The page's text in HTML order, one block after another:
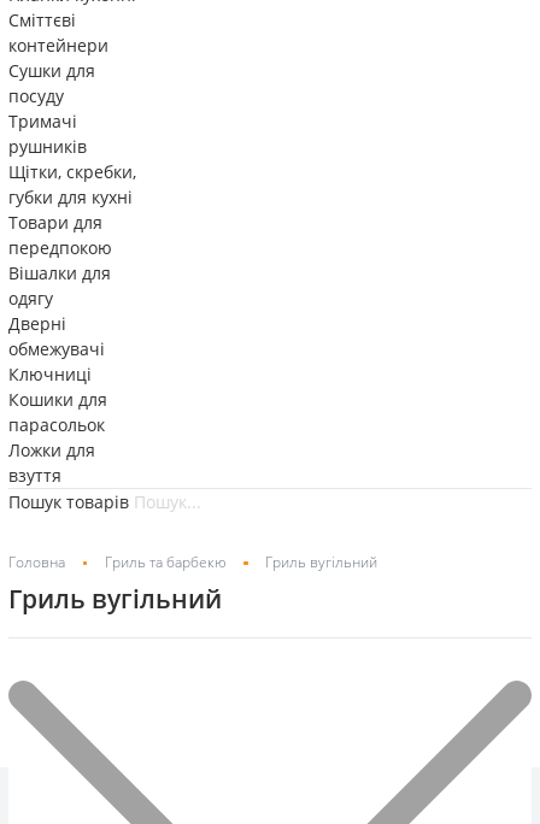
Сміттєві
контейнери
Сушки для
посуду
Тримачі
рушників
Щітки, скребки,
губки для кухні
Товари для
передпокою
Вішалки для
одягу
Дверні
обмежувачі
Ключниці
Кошики для
парасольок
Ложки для
взуття
Пошук товарів
Головна Гриль та барбекю Гриль вугільний
Гриль вугільний